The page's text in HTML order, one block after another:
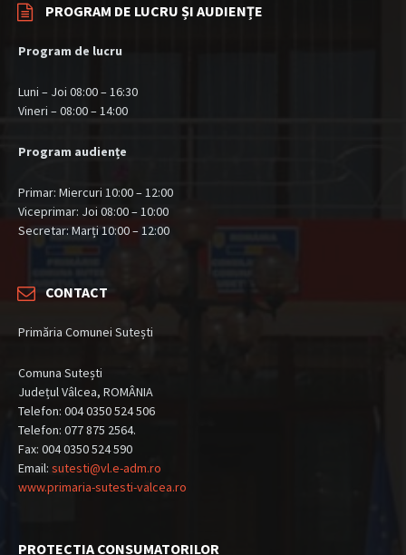
PROGRAM DE LUCRU ȘI AUDIENȚE
Program de lucru
Luni – Joi 08:00 – 16:30
Vineri – 08:00 – 14:00
Program audiențe
Primar: Miercuri 10:00 – 12:00
Viceprimar: Joi 08:00 – 10:00
Secretar: Marți 10:00 – 12:00
CONTACT
Primăria Comunei Sutești
Comuna Sutești
Județul Vâlcea, ROMÂNIA
Telefon: 004 0350 524 506
Telefon: 077 875 2564.
Fax: 004 0350 524 590
Email: sutesti@vl.e-adm.ro
www.primaria-sutesti-valcea.ro
PROTECTIA CONSUMATORILOR